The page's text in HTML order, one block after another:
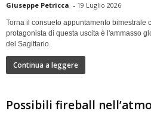
Giuseppe Petricca - 19 Luglio 2026
Torna il consueto appuntamento bimestrale
protagonista di questa uscita è l'ammasso
del Sagittario.
Continua a leggere
Possibili fireball